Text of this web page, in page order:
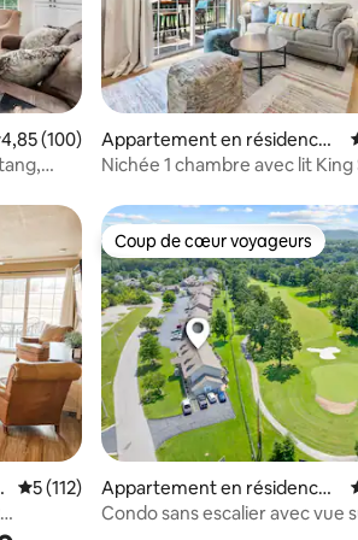
: 4,99 sur 5
moyenne sur la base de 100
4,85 (100)
Appartement en résidence ⋅
Branson
Nichée 1 chambre avec lit King
: 4,87 sur 5
appréciés
Évaluation moyenne sur la base de 112
5 (112)
Coup de cœur voyageurs
Coup de cœur voyageurs
Appartement en résidence ⋅
Branson
Condo sans escalier avec vue